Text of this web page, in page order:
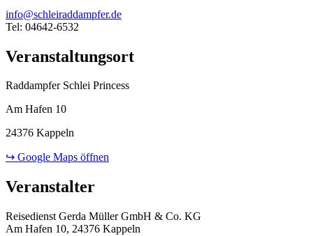
info@schleiraddampfer.de
Tel: 04642-6532
Veranstaltungsort
Raddampfer Schlei Princess
Am Hafen 10
24376 Kappeln
↪ Google Maps öffnen
Veranstalter
Reisedienst Gerda Müller GmbH & Co. KG
Am Hafen 10, 24376 Kappeln